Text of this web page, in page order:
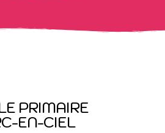
PRIMAIRE
EN-CIEL